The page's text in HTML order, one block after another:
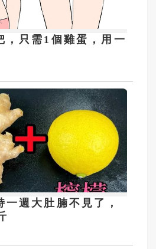
，只需1個雞蛋，用一
週大肚腩不見了，